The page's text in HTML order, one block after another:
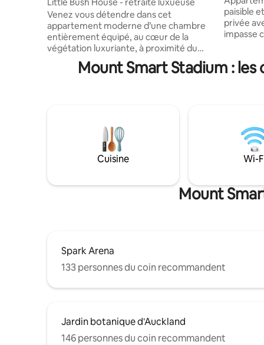
Venez vous détendre dans cet
appartement moderne d’une chambre
entièrement équipé, au cœur de la
végétation luxuriante, à proximité du
village de Titirangi dans la région de
Waitakeres, à 25 minutes du centre-ville
sentiers dans la brousse, un belvédère,
un foyer et des jeux extérieurs. Nous
sommes à 5 minutes en voiture du village
avec ses nombreux cafés et restaurants
plages de renommée mondiale et
d’autres sentiers de randonnée dans le
paisible
privée
impasse
vie. Une
salle de
centre-
de
Mount Smart Stadium :
Cuisine Wi-
Mount
Spark Arena
133 personnes du coin recommandent
Jardin botanique d'Auckland
146 personnes du coin recommandent